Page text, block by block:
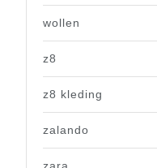
wollen
z8
z8 kleding
zalando